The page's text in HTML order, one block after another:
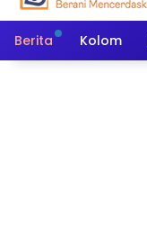
Berita Kolom